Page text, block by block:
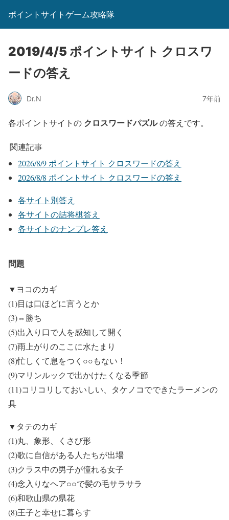
ポイントサイトゲーム攻略隊
2019/4/5 ポイントサイト クロスワ
ードの答え
Dr.N 7年前
各ポイントサイトの クロスワードパズルの答えです。
関連記事
2026/8/9 ポイントサイト クロスワードの答え
2026/8/8 ポイントサイト クロスワードの答え
各サイト別答え
各サイトの詰将棋答え
各サイトのナンプレ答え
問題
▼ヨコのカギ
(1)目は口ほどに言うとか
(3)⇔勝ち
(5)出入り口で人を感知して開く
(7)雨上がりのここに水たまり
(8)忙しくて息をつく○○もない！
(9)マリンルックで出かけたくなる季節
(11)コリコリしておいしい、タケノコでできたラーメンの
具
▼タテのカギ
(1)丸、象形、くさび形
(2)歌に自信がある人たちが出場
(3)クラス中の男子が憧れる女子
(4)念入りなヘア○○で髪の毛サラサラ
(6)和歌山県の県花
(8)王子と幸せに暮らす